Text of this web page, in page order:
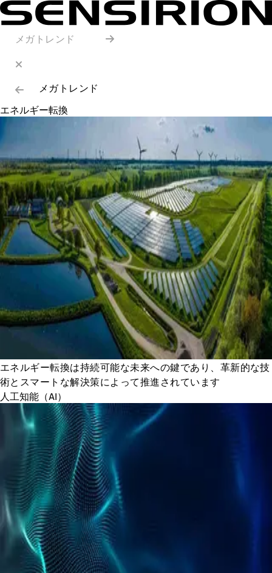
メガトレンド
メガトレンド
エネルギー転換
エネルギー転換は持続可能な未来への鍵であり、革新的な技
術とスマートな解決策によって推進されています
人工知能（AI）